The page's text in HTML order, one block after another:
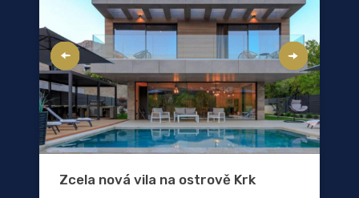
Zcela nová vila na ostrově Krk